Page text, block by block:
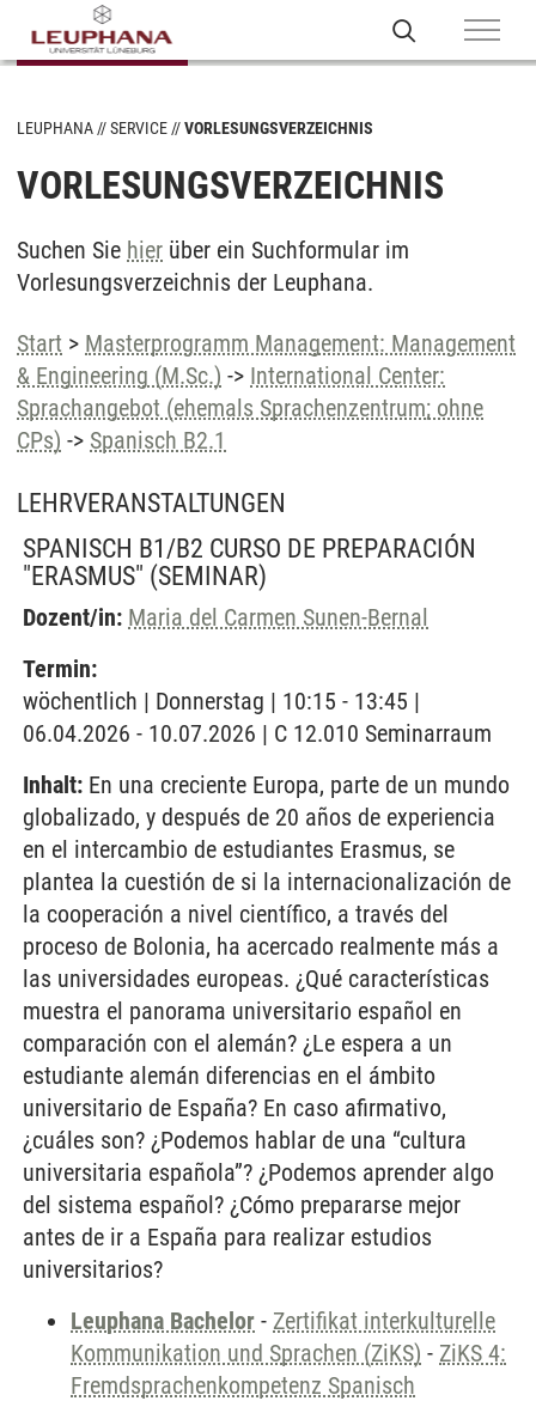
LEUPHANA SERVICE VORLESUNGSVERZEICHNIS
VORLESUNGSVERZEICHNIS
Suchen Sie hier über ein Suchformular im
Vorlesungsverzeichnis der Leuphana.
Start > Masterprogramm Management: Management
& Engineering (M.Sc.) -> International Center:
Sprachangebot (ehemals Sprachenzentrum; ohne
CPs) -> Spanisch B2.1
LEHRVERANSTALTUNGEN
SPANISCH B1/B2 CURSO DE PREPARACIÓN
"ERASMUS" (SEMINAR)
Dozent/in: Maria del Carmen Sunen-Bernal
Termin:
wöchentlich | Donnerstag | 10:15 - 13:45 |
06.04.2026 - 10.07.2026 | C 12.010 Seminarraum
Inhalt: En una creciente Europa, parte de un mundo
globalizado, y después de 20 años de experiencia
en el intercambio de estudiantes Erasmus, se
plantea la cuestión de si la internacionalización de
la cooperación a nivel científico, a través del
proceso de Bolonia, ha acercado realmente más a
las universidades europeas. ¿Qué características
muestra el panorama universitario español en
comparación con el alemán? ¿Le espera a un
estudiante alemán diferencias en el ámbito
universitario de España? En caso afirmativo,
¿cuáles son? ¿Podemos hablar de una “cultura
universitaria española”? ¿Podemos aprender algo
del sistema español? ¿Cómo prepararse mejor
antes de ir a España para realizar estudios
universitarios?
Leuphana Bachelor - Zertifikat interkulturelle
Kommunikation und Sprachen (ZiKS) - ZiKS 4:
Fremdsprachenkompetenz Spanisch